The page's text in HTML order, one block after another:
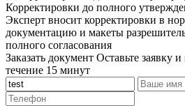
Корректировки до полного
Эксперт вносит корректировки в
документацию и макеты
полного согласования
Заказать документ Оставьте заявку
течение 15 минут